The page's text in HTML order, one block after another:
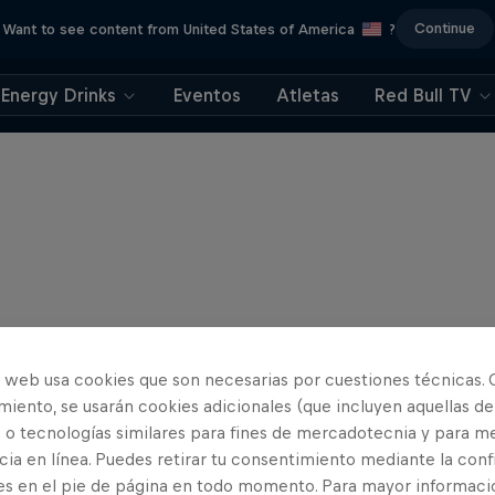
Want to see content from United States of America ? Continue
Energy Drinks Eventos Atletas Red Bull TV
web usa cookies que son necesarias por cuestiones técnicas.
se usarán cookies adicionales (que incluyen aquellas de
tecnologías similares para fines de mercadotecnia y para
en línea. Puedes retirar tu consentimiento mediante la
en el pie de página en todo momento. Para mayor